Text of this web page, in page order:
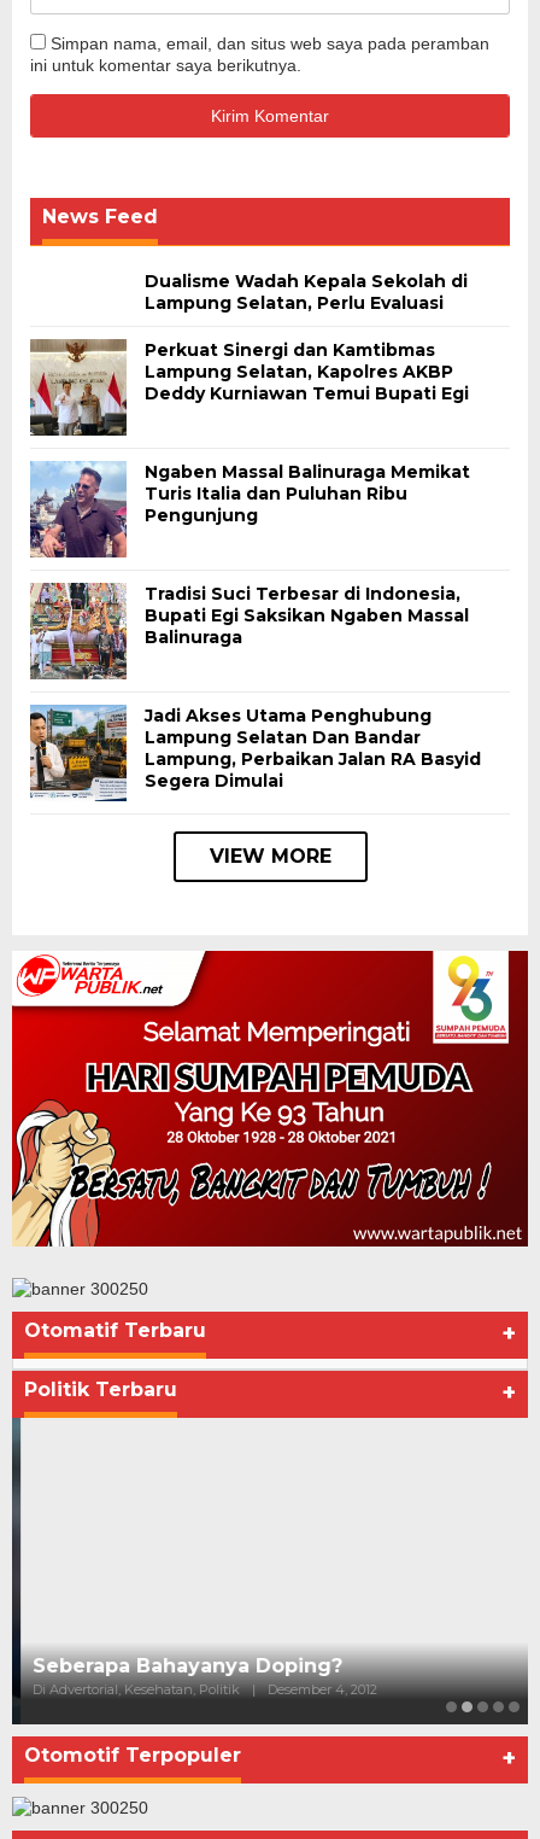
Simpan nama, email, dan situs web saya pada peramban
ini untuk komentar saya berikutnya.
News Feed
Dualisme Wadah Kepala Sekolah di
Lampung Selatan, Perlu Evaluasi
Perkuat Sinergi dan Kamtibmas
Lampung Selatan, Kapolres AKBP
Deddy Kurniawan Temui Bupati Egi
Ngaben Massal Balinuraga Memikat
Turis Italia dan Puluhan Ribu
Pengunjung
Tradisi Suci Terbesar di Indonesia,
Bupati Egi Saksikan Ngaben Massal
Balinuraga
Jadi Akses Utama Penghubung
Lampung Selatan Dan Bandar
Lampung, Perbaikan Jalan RA Basyid
Segera Dimulai
VIEW MORE
Otomatif Terbaru +
Politik Terbaru +
Seberapa Bahayanya Doping?
Di Advertorial, Kesehatan, Politik | Desember 4, 2012
Otomotif Terpopuler +